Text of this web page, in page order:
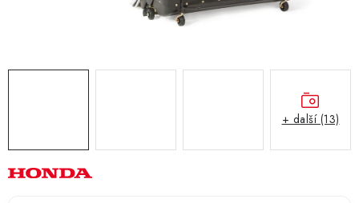
OCHRANA OSOBNÍCH ÚDAJŮ
+ další (13)